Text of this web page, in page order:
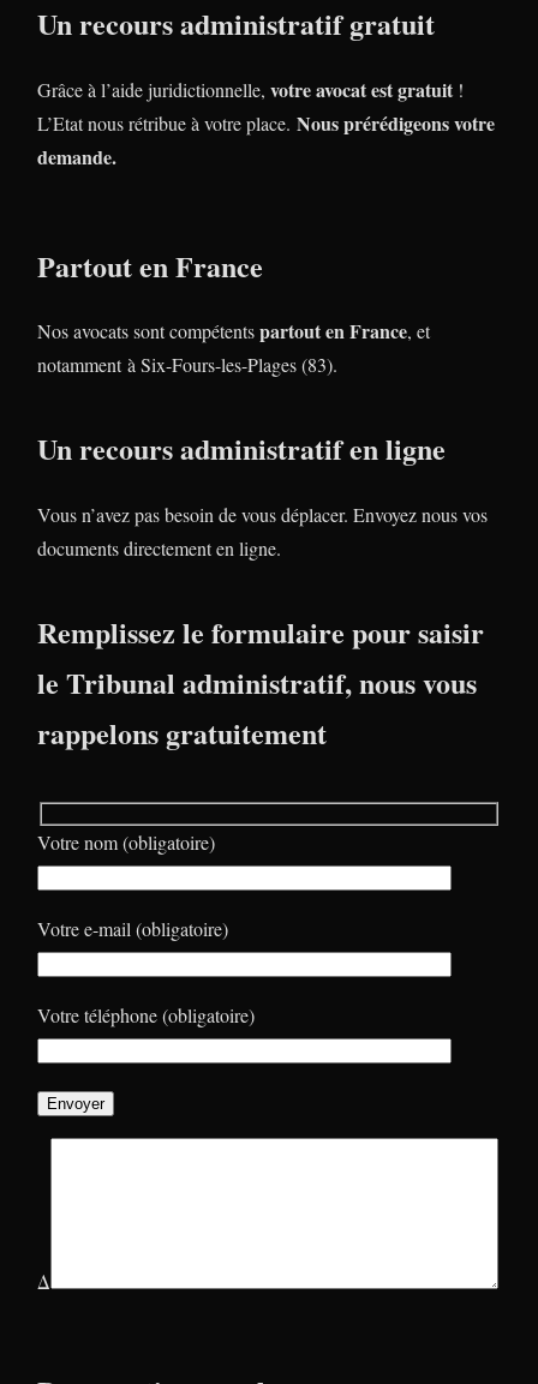
Un recours administratif gratuit
Grâce à l’aide juridictionnelle, votre avocat est gratuit !
L’Etat nous rétribue à votre place. Nous prérédigeons votre
demande.
Partout en France
Nos avocats sont compétentspartout en France, et
notamment à Six-Fours-les-Plages (83).
Un recours administratif en ligne
Vous n’avez pas besoin de vous déplacer. Envoyez nous vos
documents directement en ligne.
Remplissez le formulaire pour saisir
le Tribunal administratif, nous vous
rappelons gratuitement
Votre nom (obligatoire)
Votre e-mail (obligatoire)
Votre téléphone (obligatoire)
Δ